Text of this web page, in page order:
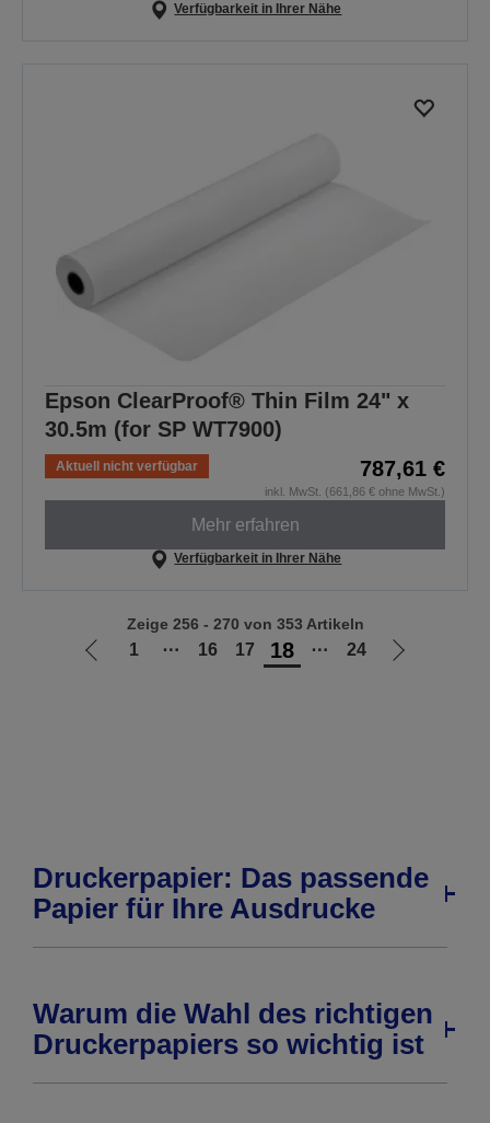
Verfügbarkeit in Ihrer Nähe
Epson ClearProof® Thin Film 24" x
30.5m (for SP WT7900)
Aktuell nicht verfügbar 787,61 €
inkl. MwSt. (661,86 € ohne MwSt.)
Mehr erfahren
Verfügbarkeit in Ihrer Nähe
Zur
1 ⋯ 16 17 18 ⋯ 24
Zur
Zeige 256 - 270 von 353 Artikeln
Druckerpapier: Das passende
Papier für Ihre Ausdrucke
Warum die Wahl des richtigen
Druckerpapiers so wichtig ist